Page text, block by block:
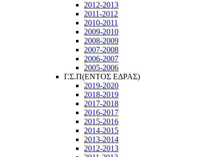
2012-2013
2011-2012
2010-2011
2009-2010
2008-2009
2007-2008
2006-2007
2005-2006
Γ.Σ.Π(ΕΝΤΟΣ ΕΔΡΑΣ)
2019-2020
2018-2019
2017-2018
2016-2017
2015-2016
2014-2015
2013-2014
2012-2013